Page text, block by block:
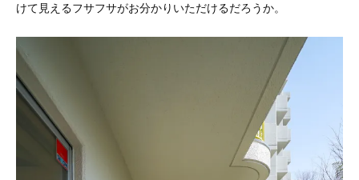
けて見えるフサフサがお分かりいただけるだろうか。